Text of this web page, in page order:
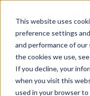
This website uses
preference settings
and performance of
the cookies we use,
If you decline, your
when you visit this
used in your browser